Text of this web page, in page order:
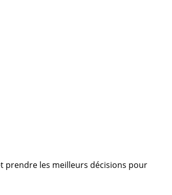
les meilleurs décisions pour